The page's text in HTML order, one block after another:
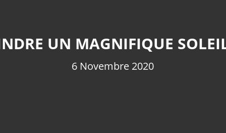
UN MAGNIFIQUE
6 Novembre 2020